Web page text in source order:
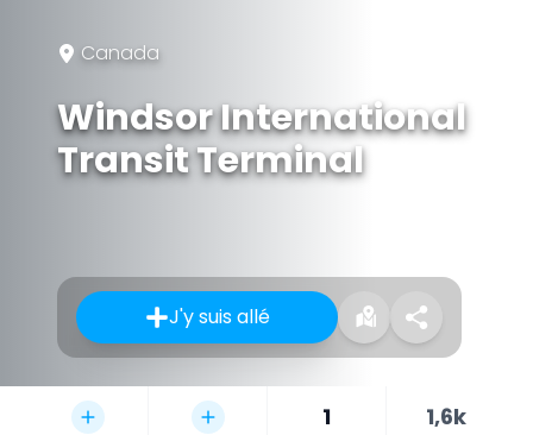
Canada
Windsor International
Transit Terminal
J'y suis allé
1 1,6k